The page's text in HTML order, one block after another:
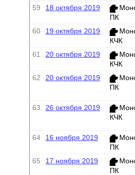
59
18 октября 2019
ПК
60
19 октября 2019
КЧК
61
20 октября 2019
КЧК
62
20 октября 2019
ПК
63 26 октября 2019
КЧК
64 16 ноября 2019
ПК
65
17 ноября 2019
ПК